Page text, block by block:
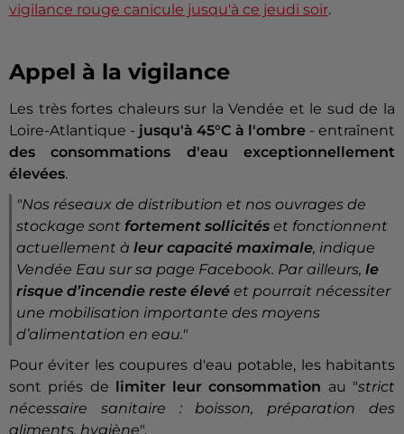
vigilance rouge canicule jusqu'à ce jeudi soir.
Appel à la vigilance
Les très fortes chaleurs sur la Vendée et le sud de la
Loire-Atlantique - jusqu'à 45°C à l'ombre- entraînent
des consommations d'eau exceptionnellement
élevées.
"Nos réseaux de distribution et nos ouvrages de
stockage sont fortement sollicités et fonctionnent
actuellement à leur capacité maximale, indique
Vendée Eau sur sa page Facebook. Par ailleurs, le
risque d’incendie reste élevé et pourrait nécessiter
une mobilisation importante des moyens
d’alimentation en eau."
Pour éviter les coupures d'eau potable, les habitants
sont priés de
limiter leur consommation au "strict
nécessaire sanitaire : boisson, préparation des
aliments, hygiène".